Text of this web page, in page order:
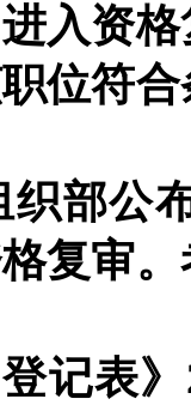
进入资
位符
织部公
复审
登记表》